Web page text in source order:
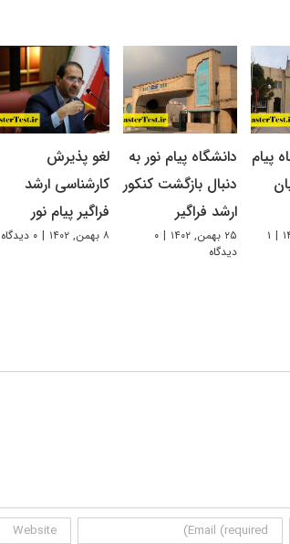
پیام
| ۱
دانشگاه پیام نور به
دنبال بازگشت کنکور
ارشد فراگیر
۲۵ بهمن, ۱۴۰۲ | ۰
دیدگاه
لغو پذیرش
کارشناسی ارشد
فراگیر پیام نور
۸ بهمن, ۱۴۰۲ | ۰ دیدگاه